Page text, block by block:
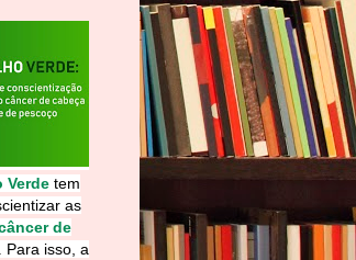
Verde tem
as
de
Para isso, a